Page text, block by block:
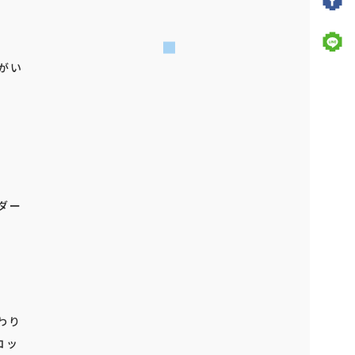
い
ー
り
ッ